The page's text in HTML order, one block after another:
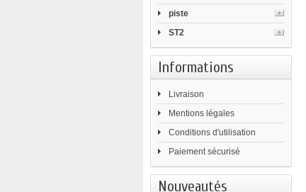
piste
ST2
Informations
Livraison
Mentions légales
Conditions d'utilisation
Paiement sécurisé
Nouveautés